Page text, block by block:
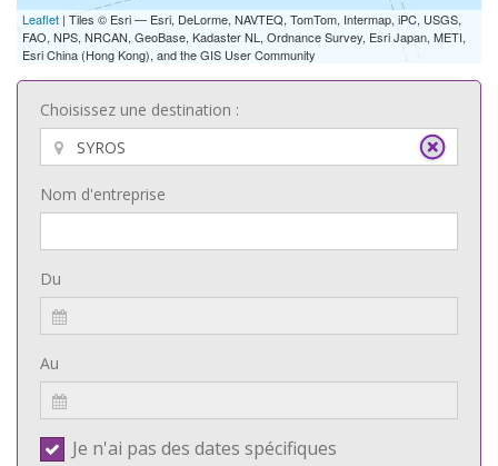
Leaflet | Tiles © Esri — Esri, DeLorme, NAVTEQ, TomTom, Intermap, iPC, USGS,
FAO, NPS, NRCAN, GeoBase, Kadaster NL, Ordnance Survey, Esri Japan, METI,
Esri China (Hong Kong), and the GIS User Community
Choisissez une destination :
Nom d'entreprise
Du
Au
Je n'ai pas des dates spécifiques